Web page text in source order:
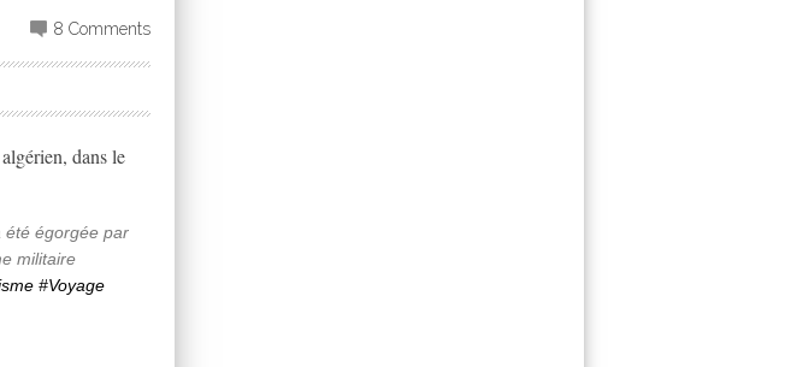
8 Comments
dans le
été égorgée par
militaire
#Voyage